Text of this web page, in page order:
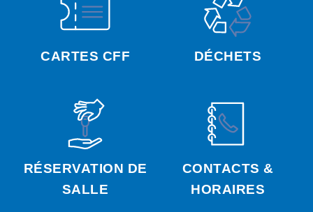
CARTES CFF DÉCHETS
RÉSERVATION DE
SALLE
CONTACTS &
HORAIRES